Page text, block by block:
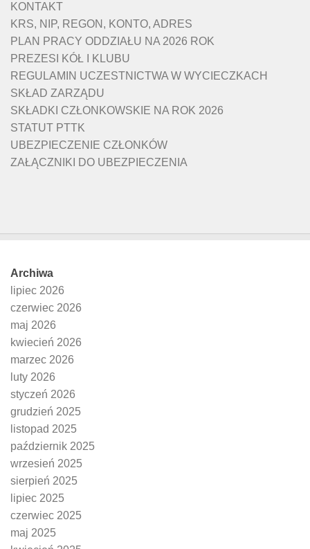
KONTAKT
KRS, NIP, REGON, KONTO, ADRES
PLAN PRACY ODDZIAŁU NA 2026 ROK
PREZESI KÓŁ I KLUBU
REGULAMIN UCZESTNICTWA W WYCIECZKACH
SKŁAD ZARZĄDU
SKŁADKI CZŁONKOWSKIE NA ROK 2026
STATUT PTTK
UBEZPIECZENIE CZŁONKÓW
ZAŁĄCZNIKI DO UBEZPIECZENIA
Archiwa
lipiec 2026
czerwiec 2026
maj 2026
kwiecień 2026
marzec 2026
luty 2026
styczeń 2026
grudzień 2025
listopad 2025
październik 2025
wrzesień 2025
sierpień 2025
lipiec 2025
czerwiec 2025
maj 2025